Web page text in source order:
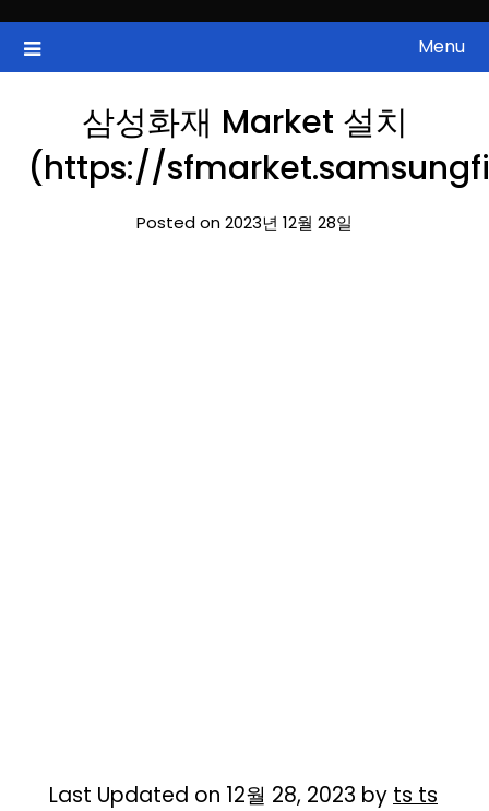
content
ZAN 주식정보
국내증시, 해외증시, 급등주, 낙폭과대, 골든크로스, 상한가, 하한가 등
의 주식 정보.
Menu
삼성화재 Market 설치
(https://
Posted on 2023년 12월 28일
Last Updated on 12월 28, 2023 by ts ts